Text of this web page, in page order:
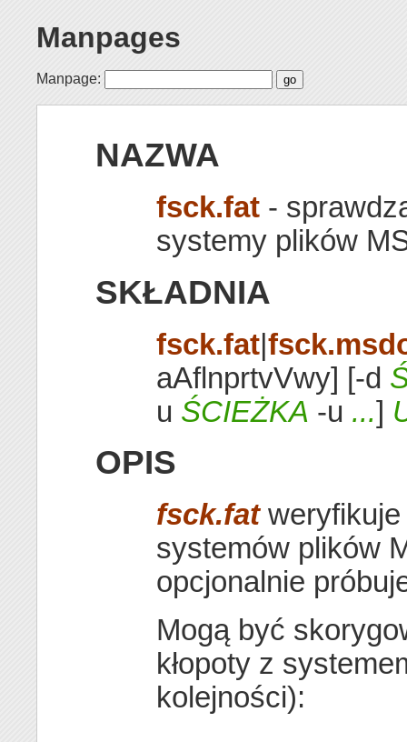
Manpages
Manpage:
NAZWA
fsck.fat -
systemy plików
SKŁADNIA
fsck.fat|
aAflnprtvVwy] [-d
u ŚCIEŻKA -u ...]
OPIS
fsck.fatweryfikuje
systemów plików
opcjonalnie
Mogą być
kłopoty z
kolejności):